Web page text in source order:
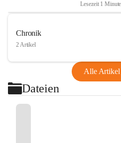
Lesezeit 1 Minute
Chronik
2 Artikel
Alle Artikel
Dateien